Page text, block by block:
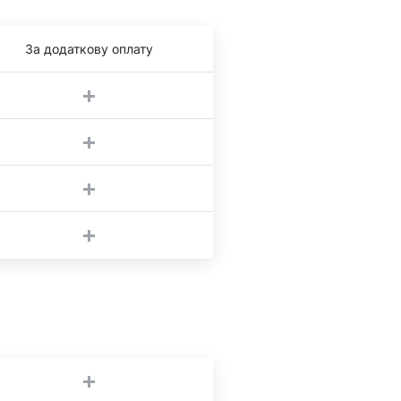
За додаткову оплату